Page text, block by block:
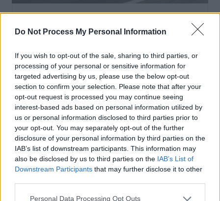
Do Not Process My Personal Information
If you wish to opt-out of the sale, sharing to third parties, or
processing of your personal or sensitive information for
targeted advertising by us, please use the below opt-out
section to confirm your selection. Please note that after your
opt-out request is processed you may continue seeing
interest-based ads based on personal information utilized by
us or personal information disclosed to third parties prior to
your opt-out. You may separately opt-out of the further
disclosure of your personal information by third parties on the
IAB’s list of downstream participants. This information may
also be disclosed by us to third parties on the IAB’s List of
Downstream Participants that may further disclose it to other
Personal Data Processing Opt Outs
Vitesse folle à Marseille : Une Mercedes
flashée à 221 km/h
Auto Pour Vous 5 août 2026 0